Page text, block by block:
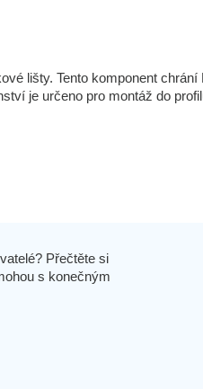
lišty. Tento komponent
je určeno pro montáž do
Přečtěte si
s konečným